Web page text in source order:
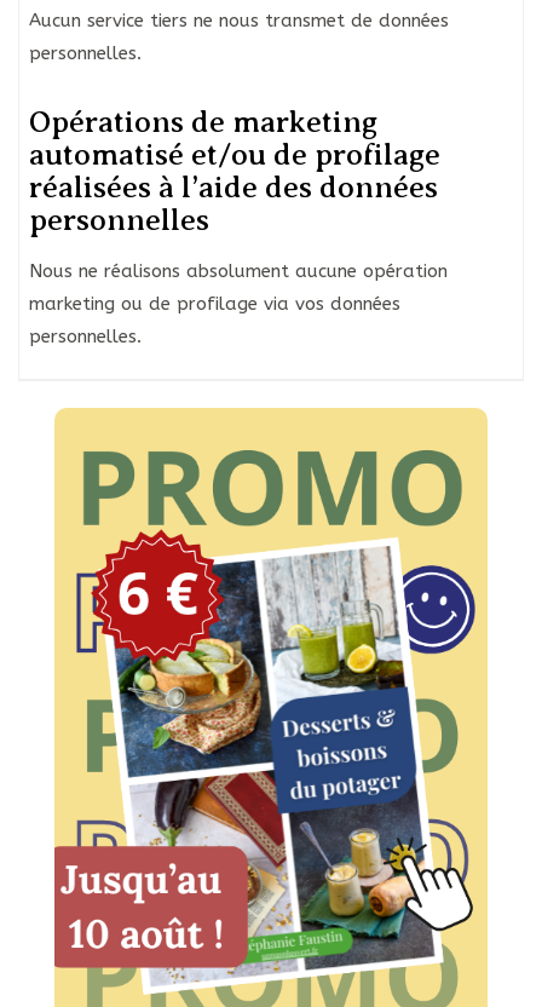
Aucun service tiers ne nous transmet de données
personnelles.
Opérations de marketing
automatisé et/ou de profilage
réalisées à l’aide des données
personnelles
Nous ne réalisons absolument aucune opération
marketing ou de profilage via vos données
personnelles.